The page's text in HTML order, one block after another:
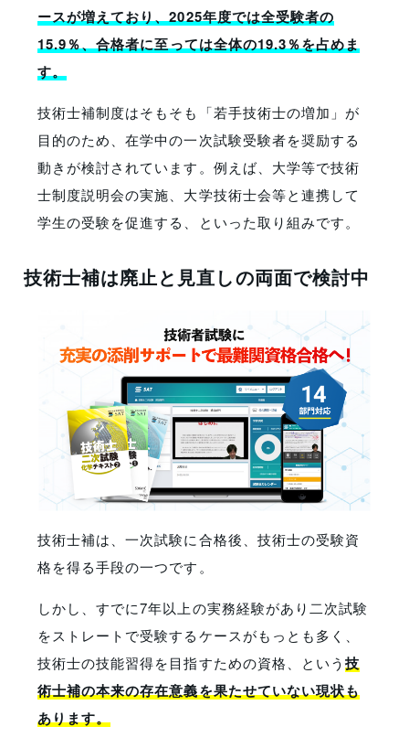
ースが増えており、2025年度では全受験者の
15.9％、合格者に至っては全体の19.3％を占めま
す。
技術士補制度はそもそも「若手技術士の増加」が
目的のため、在学中の一次試験受験者を奨励する
動きが検討されています。例えば、大学等で技術
士制度説明会の実施、大学技術士会等と連携して
学生の受験を促進する、といった取り組みです。
技術士補は廃止と見直しの両面で検討中
技術士補は、一次試験に合格後、技術士の受験資
格を得る手段の一つです。
しかし、すでに7年以上の実務経験があり二次試験
をストレートで受験するケースがもっとも多く、
技術士の技能習得を目指すための資格、という 技
術士補の本来の存在意義を果たせていない現状も
あります。